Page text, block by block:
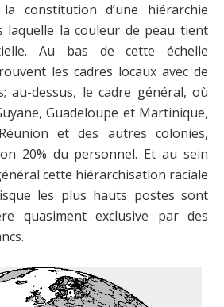
constitution d’une hiérarchie
laquelle la couleur de peau tient
Au bas de cette échelle
les cadres locaux avec de
au-dessus, le cadre général, où
Guadeloupe et Martinique,
et des autres colonies,
20% du personnel. Et au sein
cette hiérarchisation raciale
les plus hauts postes sont
quasiment exclusive par des